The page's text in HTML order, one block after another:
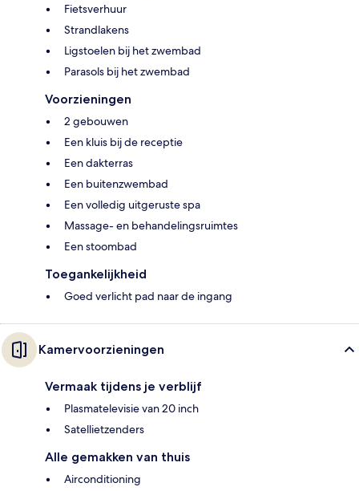
Fietsverhuur
Strandlakens
Ligstoelen bij het zwembad
Parasols bij het zwembad
Voorzieningen
2 gebouwen
Een kluis bij de receptie
Een dakterras
Een buitenzwembad
Een volledig uitgeruste spa
Massage- en behandelingsruimtes
Een stoombad
Toegankelijkheid
Goed verlicht pad naar de ingang
Kamervoorzieningen
Vermaak tijdens je verblijf
Plasmatelevisie van 20 inch
Satellietzenders
Alle gemakken van thuis
Airconditioning